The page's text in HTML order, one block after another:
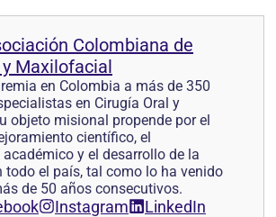
Colombiana de
Maxilofacial
en Colombia a más de 350
en Cirugía Oral y
objeto misional propende por el
científico, el
y el desarrollo de la
todo el país, tal como lo ha venido
de 50 años consecutivos.
Instagram LinkedIn